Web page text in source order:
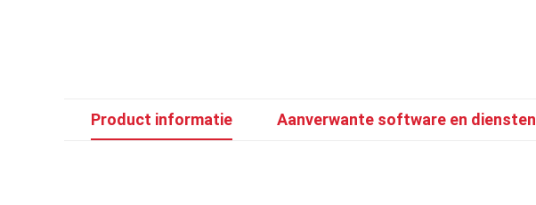
Product informatie Aanverwante software en diensten